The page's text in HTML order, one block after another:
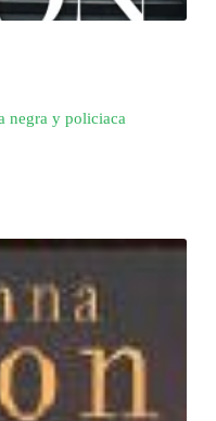
negra y policiaca